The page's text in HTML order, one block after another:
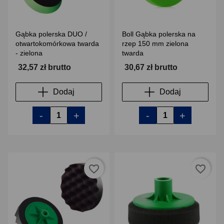
Gąbka polerska DUO /
otwartokomórkowa twarda
- zielona
32,57 zł brutto
Dodaj
- +
Boll Gąbka polerska na
rzep 150 mm zielona
twarda
30,67 zł brutto
Dodaj
- +
favorite_border favorite_border